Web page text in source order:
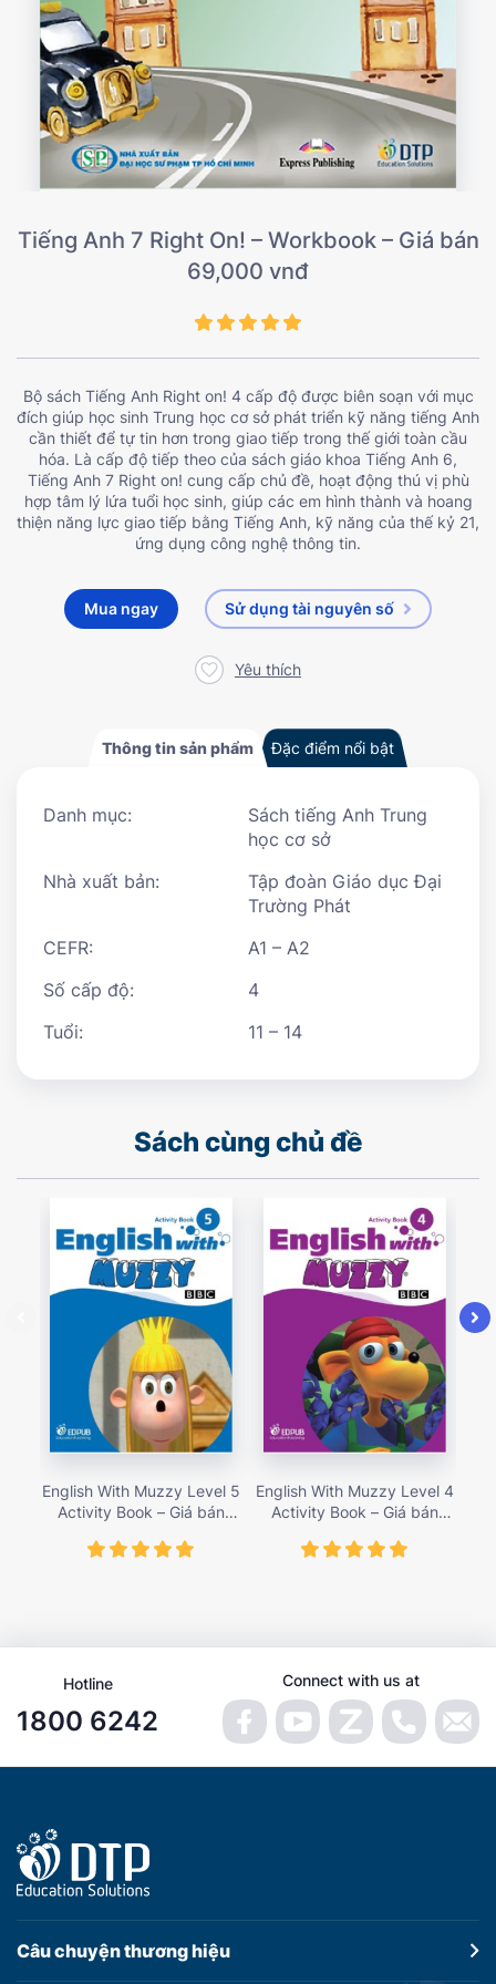
Tiếng Anh 7 Right On! – Workbook – Giá bán
69,000 vnđ
Bộ sách Tiếng Anh Right on! 4 cấp độ được biên soạn với mục
đích giúp học sinh Trung học cơ sở phát triển kỹ năng tiếng Anh
cần thiết để tự tin hơn trong giao tiếp trong thế giới toàn cầu
hóa. Là cấp độ tiếp theo của sách giáo khoa Tiếng Anh 6,
Tiếng Anh 7 Right on! cung cấp chủ đề, hoạt động thú vị phù
hợp tâm lý lứa tuổi học sinh, giúp các em hình thành và hoang
thiện năng lực giao tiếp bằng Tiếng Anh, kỹ năng của thế kỷ 21,
ứng dụng công nghệ thông tin.
Mua ngay Sử dụng tài nguyên số
Yêu thích
Thông tin sản phẩm Đặc điểm nổi bật
Danh mục:
Sách tiếng Anh Trung
học cơ sở
Nhà xuất bản:
Tập đoàn Giáo dục Đại
Trường Phát
CEFR:
A1 – A2
Số cấp độ:
4
Tuổi:
11 – 14
Sách cùng chủ đề
English With Muzzy Level 5
Activity Book – Giá bán
English With Muzzy Level 4
Activity Book – Giá bán
Hotline
1800 6242
Connect with us at
Câu chuyệnthương hiệu